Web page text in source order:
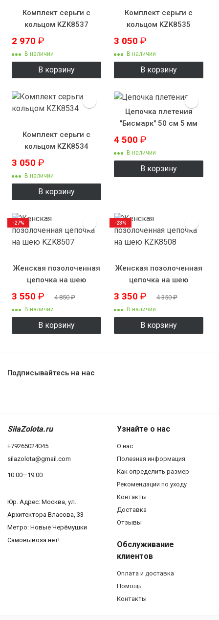
Комплект серьги с
кольцом KZK8537
2 970 ₽
В наличии
В корзину
Комплект серьги с
кольцом KZK8535
3 050 ₽
В наличии
В корзину
Комплект серьги с
кольцом KZK8534
3 050 ₽
В наличии
В корзину
Цепочка плетения
"Бисмарк" 50 см 5 мм
4 500 ₽
В наличии
В корзину
Женская позолоченная
цепочка на шею
KZK8507
3 550 ₽ 4 850₽
В наличии
В корзину
-27%
Женская позолоченная
цепочка на шею
KZK8508
3 350 ₽ 4 350₽
В наличии
В корзину
-23%
Подписывайтесь на нас
SilaZolota.ru
+79265024045
silazolota@gmail.com
10:00—19:00
Юр. Адреc: Москва, ул.
Архитектора Власова, 33
Метро: Новые Черёмушки
Самовывоза нет!
Узнайте о нас
О нас
Полезная информация
Как определить размер
Рекомендации по уходу
Контакты
Доставка
Отзывы
Обслуживание
клиентов
Оплата и доставка
Помощь
Контакты